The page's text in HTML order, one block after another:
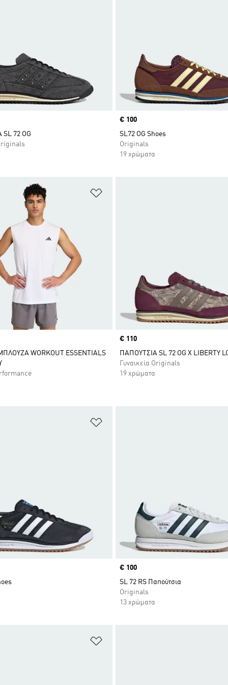
SL 72 OG
Price
€ 100
SL72 OG Shoes
Originals
19 χρώματα
Επιθυμιών
WORKOUT ESSENTIALS
Price
€ 110
ΠΑΠΟΥΤΣΙΑ SL 72 OG X LIBERTY
Γυναικεία Originals
19 χρώματα
Price
€ 100
SL 72 RS Παπούτσια
Originals
13 χρώματα